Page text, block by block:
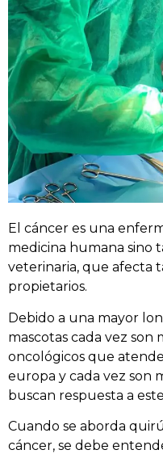
El cáncer es una
medicina humana sino
veterinaria, que afecta
propietarios.
Debido a una mayor
mascotas cada vez son
oncológicos que
europa y cada vez son
buscan respuesta a
Cuando se aborda
cáncer, se debe